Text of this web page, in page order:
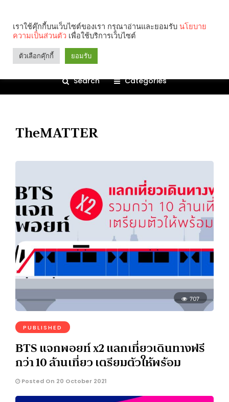
Search Categories
TheMATTER
707
PUBLISHED
BTS แจกพอยท์ x2 แลกเที่ยวเดินทางฟรี
กว่า 10 ล้านเที่ยว เตรียมตัวให้พร้อม
Posted On 20 October 2021
เราใช้คุ๊กกี้บนเว็บไซต์ของเรา กรุณาอ่านและยอมรับ นโยบาย
ความเป็นส่วนตัว เพื่อใช้บริการเว็บไซต์
ตัวเลือกคุ๊กกี้ ยอมรับ